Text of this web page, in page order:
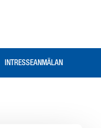
INTRESSEANMÄLAN